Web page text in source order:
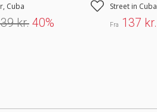
Cuba
kr. 40%
Street in Cuba
Fra 137 kr.